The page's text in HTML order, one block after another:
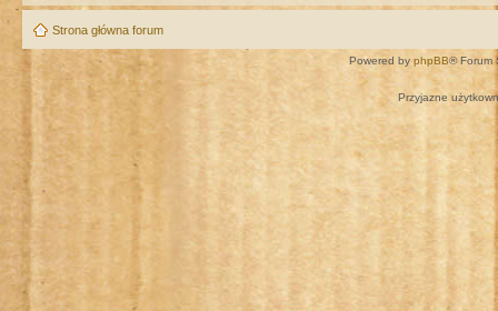
Strona główna forum
Powered by phpBB® Forum
Przyjazne